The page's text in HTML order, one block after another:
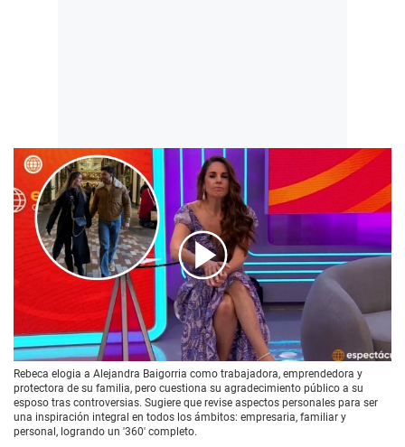
00:00/01:56
Rebeca elogia a Alejandra Baigorria como trabajadora, emprendedora y
protectora de su familia, pero cuestiona su agradecimiento público a su
esposo tras controversias. Sugiere que revise aspectos personales para ser
una inspiración integral en todos los ámbitos: empresaria, familiar y
personal, logrando un '360' completo.